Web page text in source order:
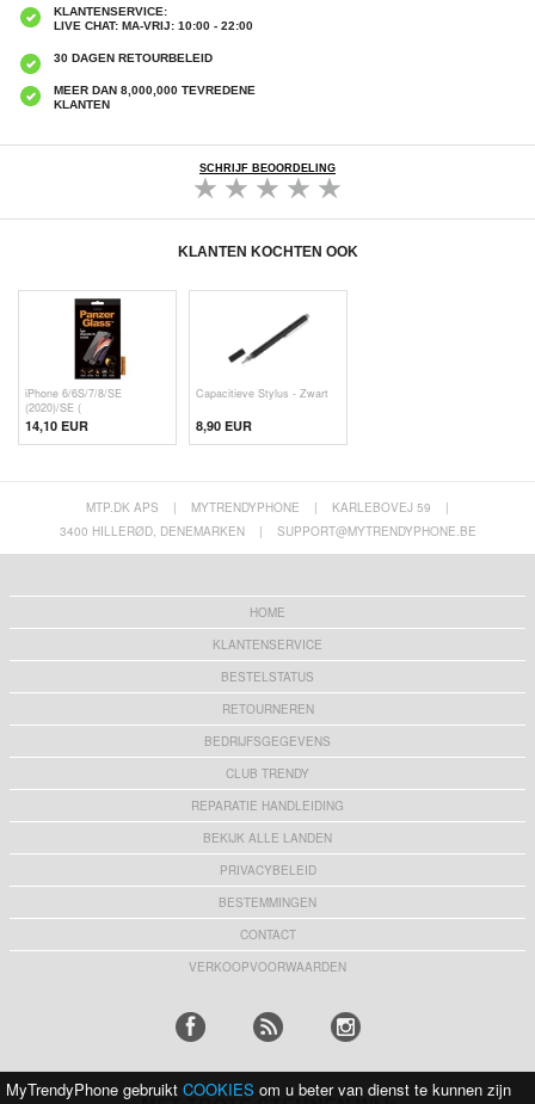
KLANTENSERVICE:
LIVE CHAT: MA-VRIJ: 10:00 - 22:00
30 DAGEN RETOURBELEID
MEER DAN 8,000,000 TEVREDENE
KLANTEN
SCHRIJF BEOORDELING
KLANTEN KOCHTEN OOK
iPhone 6/6S/7/8/SE
(2020)/SE (
14,10 EUR
Capacitieve Stylus - Zwart
8,90 EUR
MTP.DK APS | MYTRENDYPHONE | KARLEBOVEJ 59
|
3400 HILLERØD, DENEMARKEN
| SUPPORT@MYTRENDYPHONE.BE
HOME
KLANTENSERVICE
BESTELSTATUS
RETOURNEREN
BEDRIJFSGEGEVENS
CLUB TRENDY
REPARATIE HANDLEIDING
BEKIJK ALLE LANDEN
PRIVACYBELEID
BESTEMMINGEN
CONTACT
VERKOOPVOORWAARDEN
MyTrendyPhone gebruikt COOKIES om u beter van dienst te kunnen zijn